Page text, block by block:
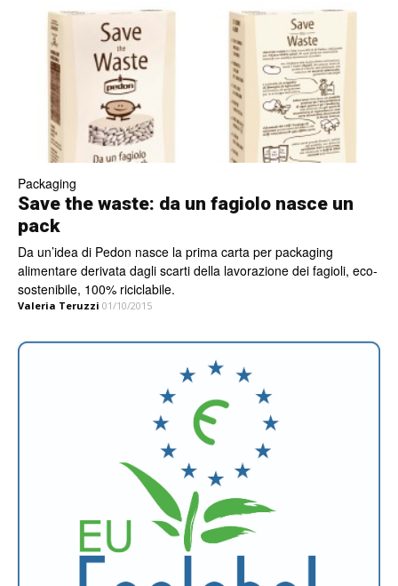
Packaging
Save the waste: da un fagiolo nasce un
pack
Da un’idea di Pedon nasce la prima carta per packaging
alimentare derivata dagli scarti della lavorazione dei fagioli, eco-
sostenibile, 100% riciclabile.
Valeria Teruzzi 01/10/2015